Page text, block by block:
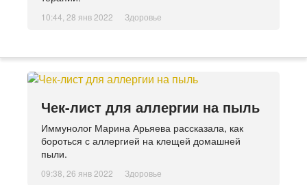
10:44, 28 янв 2022 Здоровье
Чек-лист для аллергии на пыль
Иммунолог Марина Арьяева рассказала, как
бороться с аллергией на клещей домашней
пыли.
09:38, 26 янв 2022 Здоровье